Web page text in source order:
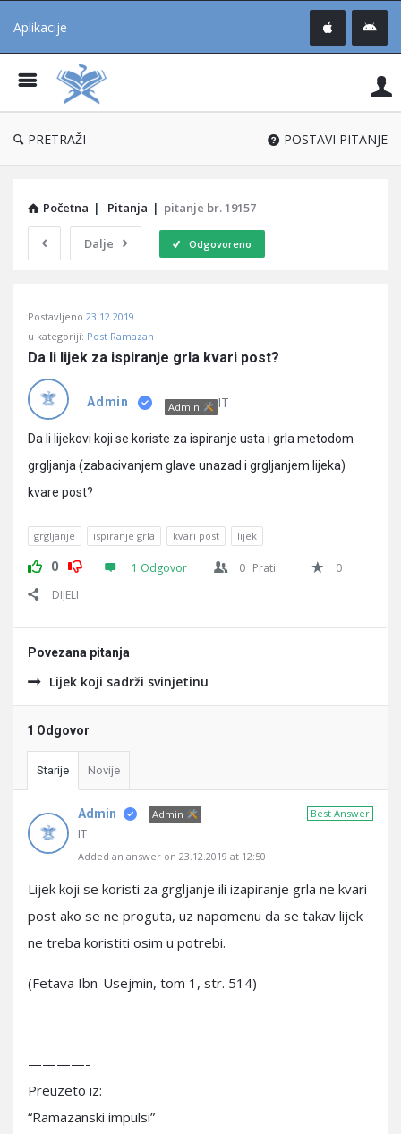
Aplikacije
®
PRETRAŽI POSTAVI PITANJE
Početna | Pitanja | pitanje br. 19157
Dalje Odgovoreno
Učene
Latest
Pitanja
Postavljeno 23.12.2019
u kategoriji: Post Ramazan
Da li lijek za ispiranje grla kvari post?
Admin Admin IT
Da li lijekovi koji se koriste za ispiranje usta i grla metodom
grgljanja (zabacivanjem glave unazad i grgljanjem lijeka)
kvare post?
grgljanje ispiranje grla kvari post lijek
0 1 Odgovor 0 Prati
0
DIJELI
Povezana pitanja
Lijek koji sadrži svinjetinu
1 Odgovor
Starije Novije
Best Answer
Admin Admin
IT
Added an answer on 23.12.2019 at 12:50
Lijek koji se koristi za grgljanje ili izapiranje grla ne kvari
post ako se ne proguta, uz napomenu da se takav lijek
ne treba koristiti osim u potrebi.
(Fetava Ibn-Usejmin, tom 1, str. 514)
————-
Preuzeto iz:
“Ramazanski impulsi”